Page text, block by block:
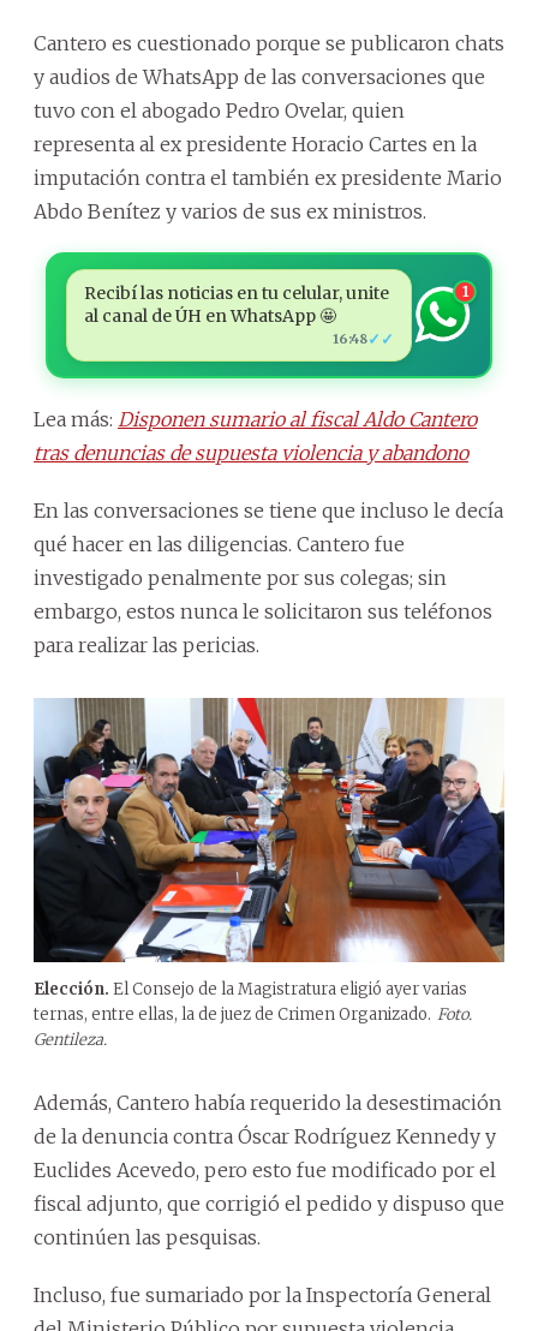
Cantero es cuestionado porque se publicaron chats
y audios de WhatsApp de las conversaciones que
tuvo con el abogado Pedro Ovelar, quien
representa al ex presidente Horacio Cartes en la
imputación contra el también ex presidente Mario
Abdo Benítez y varios de sus ex ministros.
Recibí las noticias en tu celular, unite
al canal de ÚH en WhatsApp 🤩
16:48✓✓
1
Lea más: Disponen sumario al fiscal Aldo Cantero
tras denuncias de supuesta violencia y abandono
En las conversaciones se tiene que incluso le decía
qué hacer en las diligencias. Cantero fue
investigado penalmente por sus colegas; sin
embargo, estos nunca le solicitaron sus teléfonos
para realizar las pericias.
Elección. El Consejo de la Magistratura eligió ayer varias
ternas, entre ellas, la de juez de Crimen Organizado. Foto.
Gentileza.
Además, Cantero había requerido la desestimación
de la denuncia contra Óscar Rodríguez Kennedy y
Euclides Acevedo, pero esto fue modificado por el
fiscal adjunto, que corrigió el pedido y dispuso que
continúen las pesquisas.
Incluso, fue sumariado por la Inspectoría General